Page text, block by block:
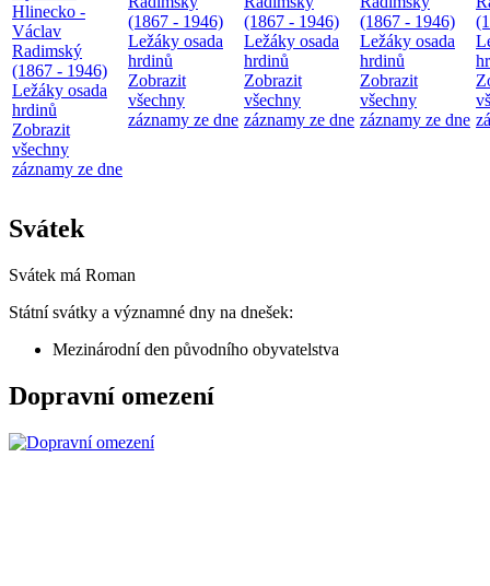
Hlinecko -
Václav
Radimský
(1867 - 1946)
Ležáky osada
hrdinů
Zobrazit
všechny
záznamy ze dne
(1867 - 1946)
Ležáky osada
hrdinů
Zobrazit
všechny
záznamy ze dne
(1867 - 1946)
Ležáky osada
hrdinů
Zobrazit
všechny
záznamy ze dne
(1867 - 1946)
Ležáky osada
hrdinů
Zobrazit
všechny
záznamy ze dne
Svátek
Svátek má Roman
Státní svátky a významné dny na dnešek:
Mezinárodní den původního obyvatelstva
Dopravní omezení